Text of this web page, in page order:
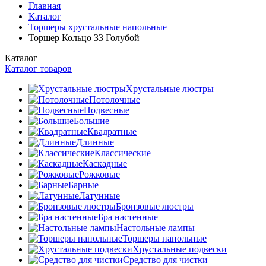
Главная
Каталог
Торшеры хрустальные напольные
Торшер Кольцо 33 Голубой
Каталог
Каталог товаров
Хрустальные люстры
Потолочные
Подвесные
Большие
Квадратные
Длинные
Классические
Каскадные
Рожковые
Барные
Латунные
Бронзовые люстры
Бра настенные
Настольные лампы
Торшеры напольные
Хрустальные подвески
Средство для чистки